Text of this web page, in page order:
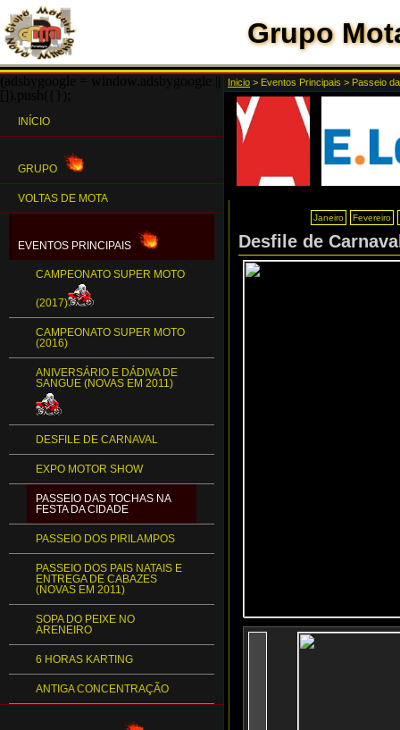
Grupo
INÍCIO
GRUPO
VOLTAS DE MOTA
EVENTOS PRINCIPAIS
CAMPEONATO SUPER MOTO
(2017)
CAMPEONATO SUPER MOTO
(2016)
ANIVERSÁRIO E DÁDIVA DE
SANGUE (NOVAS EM 2011)
DESFILE DE CARNAVAL
EXPO MOTOR SHOW
PASSEIO DAS TOCHAS NA
FESTA DA CIDADE
PASSEIO DOS PIRILAMPOS
PASSEIO DOS PAIS NATAIS E
ENTREGA DE CABAZES
(NOVAS EM 2011)
SOPA DO PEIXE NO
ARENEIRO
6 HORAS KARTING
ANTIGA CONCENTRAÇÃO
Inicio > Eventos Principais > Passeio
Janeiro Fevereiro
Desfile de